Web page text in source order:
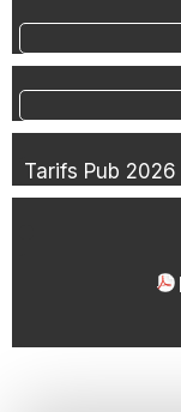
Tarifs Pub 2026